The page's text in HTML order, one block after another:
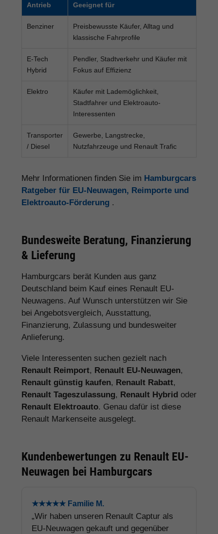
Antrieb Geeignet für
Benziner
Preisbewusste Käufer, Alltag und
klassische Fahrprofile
E-Tech
Hybrid
Pendler, Stadtverkehr und Käufer mit
Fokus auf Effizienz
Elektro
Käufer mit Lademöglichkeit,
Stadtfahrer und Elektroauto-
Interessenten
Transporter
/ Diesel
Gewerbe, Langstrecke,
Nutzfahrzeuge und Renault Trafic
Mehr Informationen finden Sie im Hamburgcars
Ratgeber für EU-Neuwagen, Reimporte und
Elektroauto-Förderung .
Bundesweite Beratung, Finanzierung
& Lieferung
Hamburgcars berät Kunden aus ganz
Deutschland beim Kauf eines Renault EU-
Neuwagens. Auf Wunsch unterstützen wir Sie
bei Angebotsvergleich, Ausstattung,
Finanzierung, Zulassung und bundesweiter
Anlieferung.
Viele Interessenten suchen gezielt nach
Renault Reimport, Renault EU-Neuwagen,
Renault günstig kaufen, Renault Rabatt,
Renault Tageszulassung, Renault Hybrid oder
Renault Elektroauto. Genau dafür ist diese
Renault Markenseite ausgelegt.
Kundenbewertungen zu Renault EU-
Neuwagen bei Hamburgcars
★★★★★ Familie M.
„Wir haben unseren Renault Captur als
EU-Neuwagen gekauft und gegenüber